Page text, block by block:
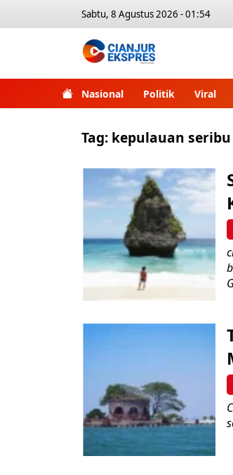
Sabtu, 8 Agustus 2026 - 01:54
Nasional Politik Viral
Tag: kepulauan seribu